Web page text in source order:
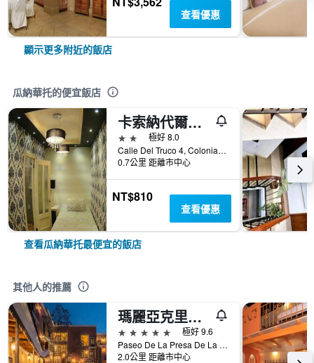
查看優惠
顯示更多附近的飯店
瓜納華托的便宜飯店
卡索納代爾特魯科酒店
2星級
極好 8.0
Calle Del Truco 4, Colonia Centro, 瓜納華托, 瓜納華托, 墨西哥
0.7公里 距離市中心
NT$810
查看優惠
查看瓜納華托最便宜的飯店
其他人的推薦
瑪麗亞克里斯蒂娜別墅酒店
5星級
極好 9.6
Paseo De La Presa De La Olla No 76, 瓜納華托, 瓜納華托, 墨西哥
2.0公里 距離市中心